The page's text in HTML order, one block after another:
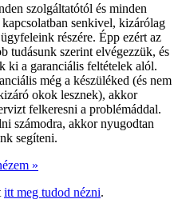
szolgáltatótól és minden
senkivel, kizárólag
részére. Épp ezért az
tudásunk szerint elvégezzük, és
ki a garanciális feltételek alól.
még a készüléked (és nem
okok lesznek), akkor
felkeresni a problémáddal.
számodra, akkor nyugodtan
segíteni.
»
itt meg tudod nézni.